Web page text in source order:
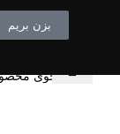
بزن بریم
هیچ محصولی